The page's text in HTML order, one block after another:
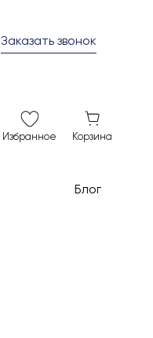
Заказать звонок
Избранное Корзина
Блог